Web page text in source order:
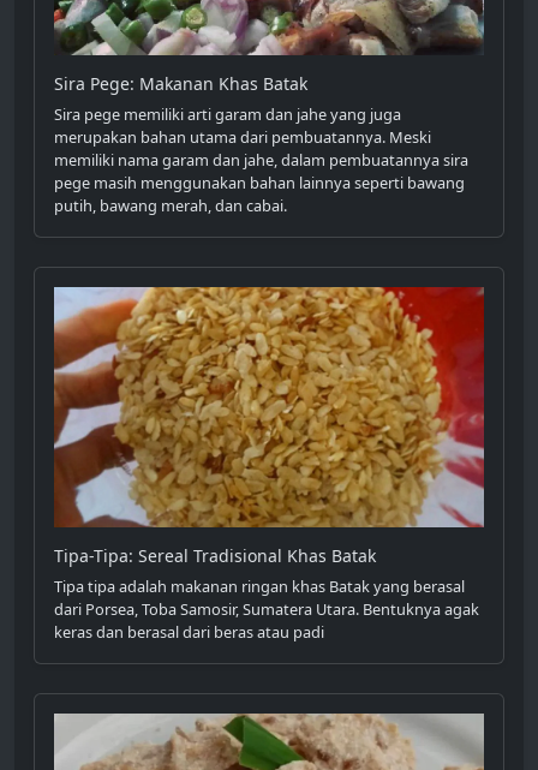
Sira Pege: Makanan Khas Batak
Sira pege memiliki arti garam dan jahe yang juga
merupakan bahan utama dari pembuatannya. Meski
memiliki nama garam dan jahe, dalam pembuatannya sira
pege masih menggunakan bahan lainnya seperti bawang
putih, bawang merah, dan cabai.
Tipa-Tipa: Sereal Tradisional Khas Batak
Tipa tipa adalah makanan ringan khas Batak yang berasal
dari Porsea, Toba Samosir, Sumatera Utara. Bentuknya agak
keras dan berasal dari beras atau padi